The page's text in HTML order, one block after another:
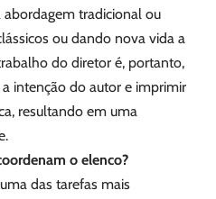
tradicional ou
ou dando nova vida a
do diretor é, portanto,
intenção do autor e imprimir
resultando em uma
o elenco?
das tarefas mais